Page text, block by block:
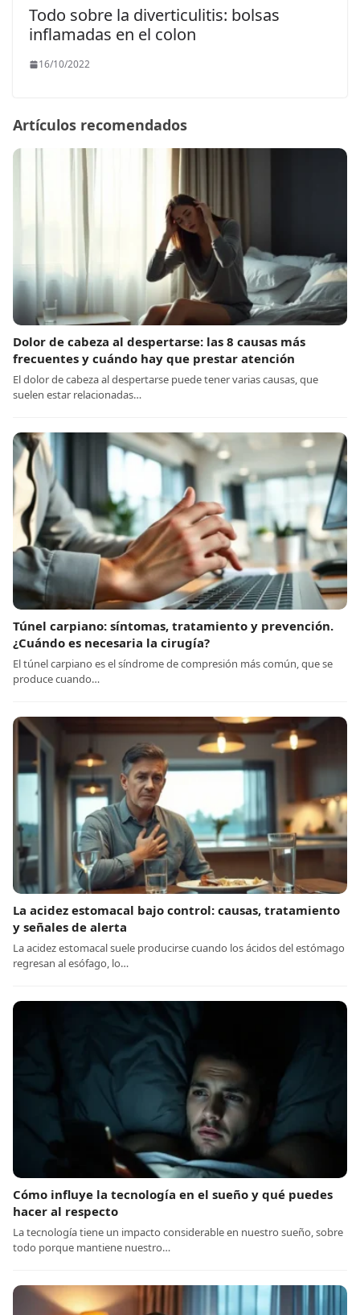
Todo sobre la diverticulitis: bolsas
inflamadas en el colon
16/10/2022
Artículos recomendados
Dolor de cabeza al despertarse: las 8 causas más
frecuentes y cuándo hay que prestar atención
El dolor de cabeza al despertarse puede tener varias causas, que
suelen estar relacionadas…
Túnel carpiano: síntomas, tratamiento y prevención.
¿Cuándo es necesaria la cirugía?
El túnel carpiano es el síndrome de compresión más común, que se
produce cuando…
La acidez estomacal bajo control: causas, tratamiento
y señales de alerta
La acidez estomacal suele producirse cuando los ácidos del estómago
regresan al esófago, lo…
Cómo influye la tecnología en el sueño y qué puedes
hacer al respecto
La tecnología tiene un impacto considerable en nuestro sueño, sobre
todo porque mantiene nuestro…